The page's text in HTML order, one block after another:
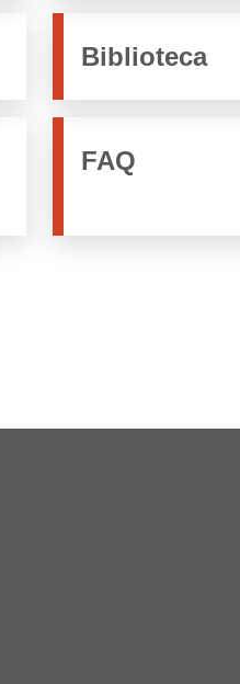
Biblioteca
FAQ